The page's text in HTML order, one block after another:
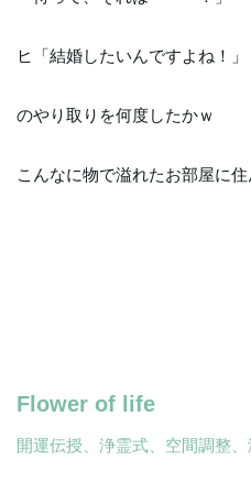
ヒ「結婚したいんですよね！」
のやり取りを何度したかｗ
こんなに物で溢れたお部屋に
Flower of life
開運伝授、浄霊式、空間調整